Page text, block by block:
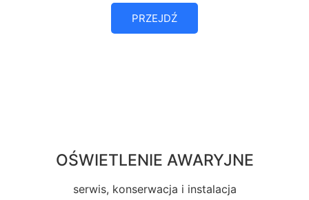
PRZEJDŹ
OŚWIETLENIE AWARYJNE
serwis, konserwacja i instalacja